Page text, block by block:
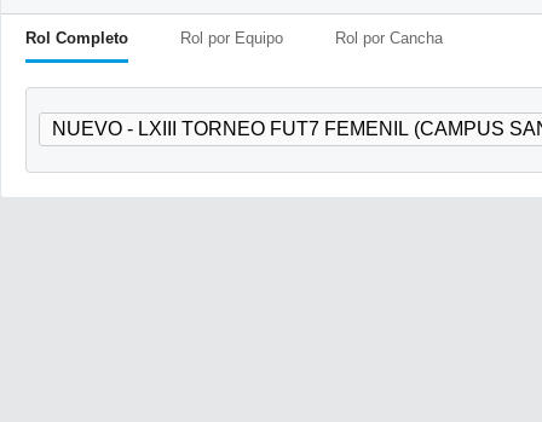
Rol Completo Rol por Equipo Rol por Cancha